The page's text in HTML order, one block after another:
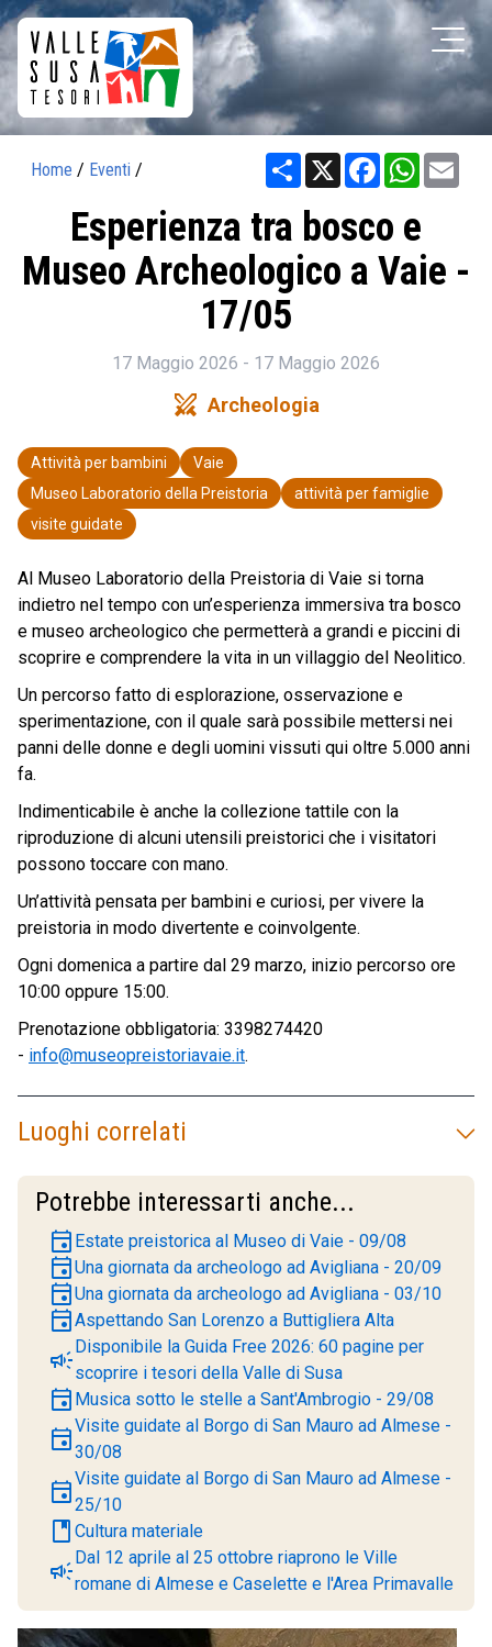
Home / Eventi / Share X Facebook
Esperienza tra bosco e
Museo Archeologico a Vaie -
17/05
17 Maggio 2026 - 17 Maggio 2026
swords Archeologia
Attività per bambini
Vaie
Museo Laboratorio della Preistoria
attività per famiglie
visite guidate
Al Museo Laboratorio della Preistoria di Vaie si torna
indietro nel tempo con un’esperienza immersiva tra bosco
e museo archeologico che permetterà a grandi e piccini di
scoprire e comprendere la vita in un villaggio del Neolitico.
Un percorso fatto di esplorazione, osservazione e
sperimentazione, con il quale sarà possibile mettersi nei
panni delle donne e degli uomini vissuti qui oltre 5.000 anni
fa.
Indimenticabile è anche la collezione tattile con la
riproduzione di alcuni utensili preistorici che i visitatori
possono toccare con mano.
Un’attività pensata per bambini e curiosi, per vivere la
preistoria in modo divertente e coinvolgente.
Ogni domenica a partire dal 29 marzo, inizio percorso ore
10:00 oppure 15:00.
Prenotazione obbligatoria: 3398274420
- info@museopreistoriavaie.it.
Luoghi correlati
Potrebbe interessarti anche...
event Estate preistorica al Museo di Vaie - 09/08
eventUna giornata da archeologo ad Avigliana - 20/09
eventUna giornata da archeologo ad Avigliana - 03/10
eventAspettando San Lorenzo a Buttigliera Alta
campaignDisponibile la Guida Free 2026: 60 pagine per
scoprire i tesori della Valle di Susa
event Musica sotto le stelle a Sant'Ambrogio - 29/08
eventVisite guidate al Borgo di San Mauro ad Almese -
30/08
eventVisite guidate al Borgo di San Mauro ad Almese -
25/10
book Cultura materiale
campaignDal 12 aprile al 25 ottobre riaprono le Ville
romane di Almese e Caselette e l'Area Primavalle